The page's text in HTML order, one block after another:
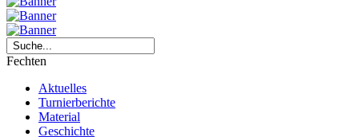
Fechten
Aktuelles
Turnierberichte
Material
Geschichte